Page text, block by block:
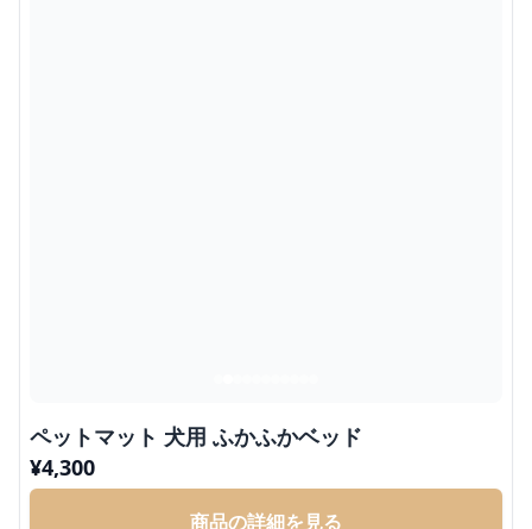
ペットマット 犬用 ふかふかベッド
¥4,300
商品の詳細を見る